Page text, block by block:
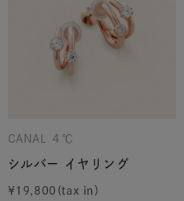
CANAL ４℃
シルバー イヤリング
¥19,800